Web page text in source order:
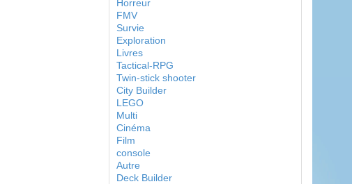
Horreur
FMV
Survie
Exploration
Livres
Tactical-RPG
Twin-stick shooter
City Builder
LEGO
Multi
Cinéma
Film
console
Autre
Deck Builder